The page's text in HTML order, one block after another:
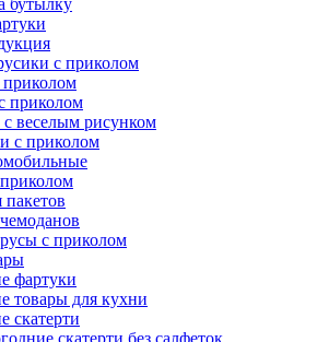
бутылку
с приколом
приколом
приколом
веселым рисунком
с приколом
с приколом
фартуки
товары для кухни
скатерти
скатерти без салфеток